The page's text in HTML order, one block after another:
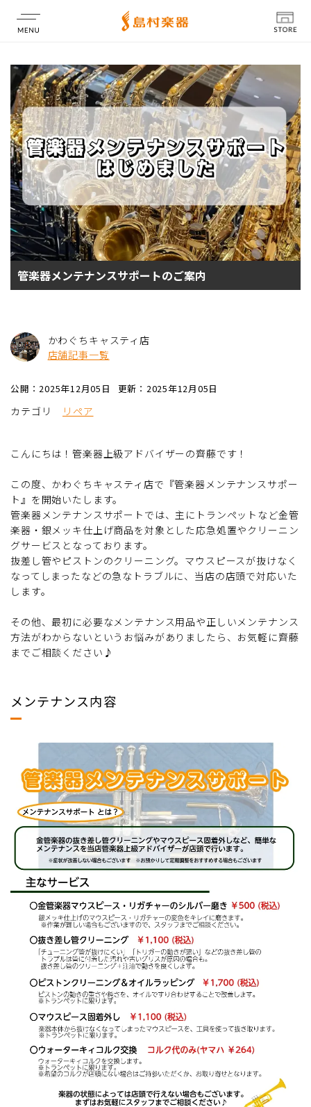
店舗情報
管楽器メンテナンスサポートのご案内
かわぐちキャスティ店
店舗記事一覧
公開：2025年12月05日 更新：2025年12月05日
カテゴリ リペア
こんにちは！管楽器上級アドバイザーの齊藤です！
この度、かわぐちキャスティ店で『管楽器メンテナンスサポー
ト』を開始いたします。
管楽器メンテナンスサポートでは、主にトランペットなど金管
楽器・銀メッキ仕上げ商品を対象とした応急処置やクリーニン
グサービスとなっております。
抜差し管やピストンのクリーニング。マウスピースが抜けなく
なってしまったなどの急なトラブルに、当店の店頭で対応いた
します。
その他、最初に必要なメンテナンス用品や正しいメンテナンス
方法がわからないというお悩みがありましたら、お気軽に齊藤
までご相談ください♪
メンテナンス内容